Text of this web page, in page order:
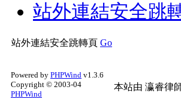
站外連結安全跳
站外連結安全跳轉頁 Go
Powered by PHPWind v1.3.6
Copyright © 2003-04
PHPWind
本站由 瀛睿律